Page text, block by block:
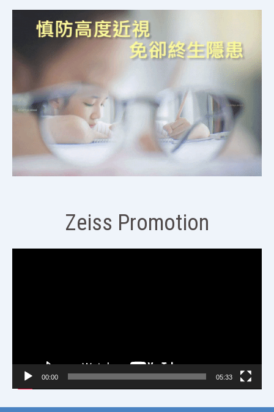
Zeiss Promotion
00:00 05:33